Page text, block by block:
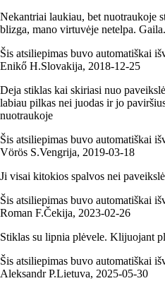
Nekantriai laukiau, bet nuotraukoje
blizga, mano virtuvėje netelpa.
Šis atsiliepimas buvo automatiškai
Enikő H.Slovakija, 2018‑12‑25
Deja stiklas kai skiriasi nuo
labiau pilkas nei juodas ir jo
nuotraukoje
Šis atsiliepimas buvo automatiškai
Vörös S.Vengrija, 2019‑03‑18
Ji visai kitokios spalvos nei
Šis atsiliepimas buvo automatiškai
Roman F.Čekija, 2023‑02‑26
Stiklas su lipnia plėvele. Klijuojant
Šis atsiliepimas buvo automatiškai
Aleksandr P.Lietuva, 2025‑05‑30